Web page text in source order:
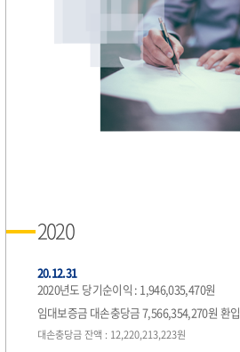
2020
20.12.31
2020년도 당기순이익 : 1,946,035,470원
임대보증금 대손충당금 7,566,354,270원 환입
대손충당금 잔액 : 12,220,213,223원